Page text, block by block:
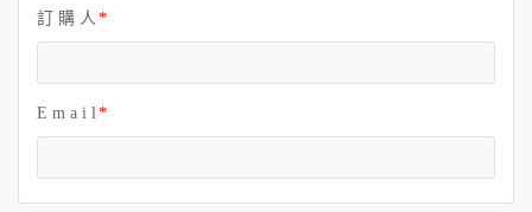
訂 購 人
E m a i l